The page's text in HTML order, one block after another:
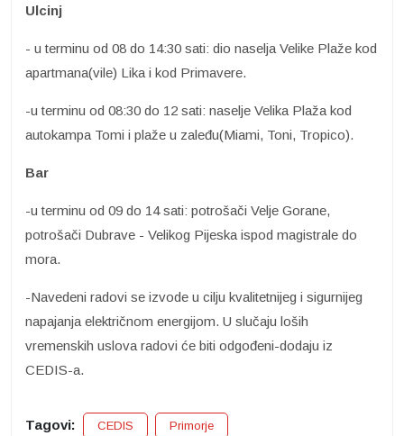
Ulcinj
- u terminu od 08 do 14:30 sati: dio naselja Velike Plaže kod
apartmana(vile) Lika i kod Primavere.
-u terminu od 08:30 do 12 sati: naselje Velika Plaža kod
autokampa Tomi i plaže u zaleđu(Miami, Toni, Tropico).
Bar
-u terminu od 09 do 14 sati: potrošači Velje Gorane,
potrošači Dubrave - Velikog Pijeska ispod magistrale do
mora.
-Navedeni radovi se izvode u cilju kvalitetnijeg i sigurnijeg
napajanja električnom energijom. U slučaju loših
vremenskih uslova radovi će biti odgođeni-dodaju iz
CEDIS-a.
Tagovi: CEDIS Primorje